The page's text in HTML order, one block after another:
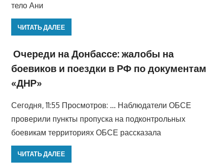
тело Ани
ЧИТАТЬ ДАЛЕЕ
Очереди на Донбассе: жалобы на
боевиков и поездки в РФ по документам
«ДНР»
Сегодня, 11:55 Просмотров: … Наблюдатели ОБСЕ
проверили пункты пропуска на подконтрольных
боевикам территориях ОБСЕ рассказала
ЧИТАТЬ ДАЛЕЕ